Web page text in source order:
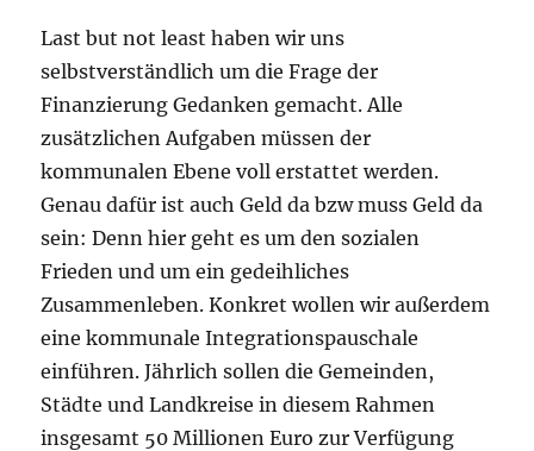
Last but not least haben wir uns
selbstverständlich um die Frage der
Finanzierung Gedanken gemacht. Alle
zusätzlichen Aufgaben müssen der
kommunalen Ebene voll erstattet werden.
Genau dafür ist auch Geld da bzw muss Geld da
sein: Denn hier geht es um den sozialen
Frieden und um ein gedeihliches
Zusammenleben. Konkret wollen wir außerdem
eine kommunale Integrationspauschale
einführen. Jährlich sollen die Gemeinden,
Städte und Landkreise in diesem Rahmen
insgesamt 50 Millionen Euro zur Verfügung